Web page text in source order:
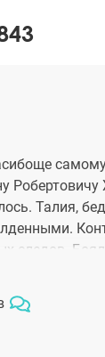
Талия,
следов.
будет
не
взять